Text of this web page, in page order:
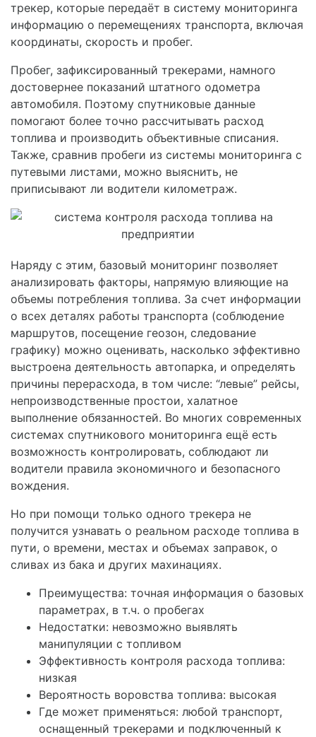
трекер, которые передаёт в систему мониторинга
информацию о перемещениях транспорта, включая
координаты, скорость и пробег.
Пробег, зафиксированный трекерами, намного
достовернее показаний штатного одометра
автомобиля. Поэтому спутниковые данные
помогают более точно рассчитывать расход
топлива и производить объективные списания.
Также, сравнив пробеги из системы мониторинга с
путевыми листами, можно выяснить, не
приписывают ли водители километраж.
Наряду с этим, базовый мониторинг позволяет
анализировать факторы, напрямую влияющие на
объемы потребления топлива. За счет информации
о всех деталях работы транспорта (соблюдение
маршрутов, посещение геозон, следование
графику) можно оценивать, насколько эффективно
выстроена деятельность автопарка, и определять
причины перерасхода, в том числе: “левые” рейсы,
непроизводственные простои, халатное
выполнение обязанностей. Во многих современных
системах спутникового мониторинга ещё есть
возможность контролировать, соблюдают ли
водители правила экономичного и безопасного
вождения.
Но при помощи только одного трекера не
получится узнавать о реальном расходе топлива в
пути, о времени, местах и объемах заправок, о
сливах из бака и других махинациях.
Преимущества: точная информация о базовых
параметрах, в т.ч. о пробегах
Недостатки: невозможно выявлять
манипуляции с топливом
Эффективность контроля расхода топлива:
низкая
Вероятность воровства топлива: высокая
Где может применяться: любой транспорт,
оснащенный трекерами и подключенный к